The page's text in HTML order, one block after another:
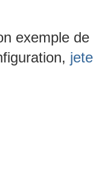
exemple